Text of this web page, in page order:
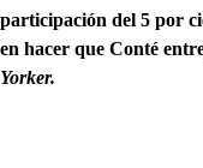
participación del 5 por
en hacer que Conté
Yorker.